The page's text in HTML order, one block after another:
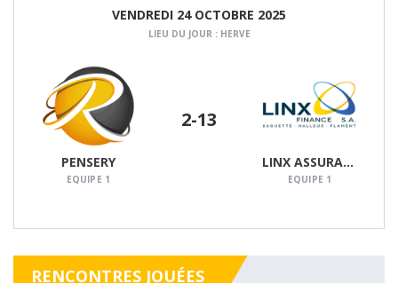
VENDREDI 24 OCTOBRE 2025
LIEU DU JOUR : HERVE
PENSERY
EQUIPE 1
2-13
LINX ASSURANCES
EQUIPE 1
RENCONTRES JOUÉES